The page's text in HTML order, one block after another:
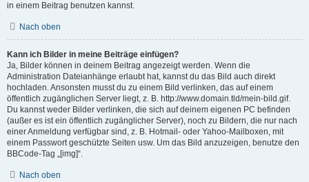
in einem Beitrag benutzen kannst.
Nach oben
Kann ich Bilder in meine Beiträge einfügen?
Ja, Bilder können in deinem Beitrag angezeigt werden. Wenn die
Administration Dateianhänge erlaubt hat, kannst du das Bild auch direkt
hochladen. Ansonsten musst du zu einem Bild verlinken, das auf einem
öffentlich zugänglichen Server liegt, z. B. http://www.domain.tld/mein-bild.gif.
Du kannst weder Bilder verlinken, die sich auf deinem eigenen PC befinden
(außer es ist ein öffentlich zugänglicher Server), noch zu Bildern, die nur nach
einer Anmeldung verfügbar sind, z. B. Hotmail- oder Yahoo-Mailboxen, mit
einem Passwort geschützte Seiten usw. Um das Bild anzuzeigen, benutze den
BBCode-Tag „[img]“.
Nach oben